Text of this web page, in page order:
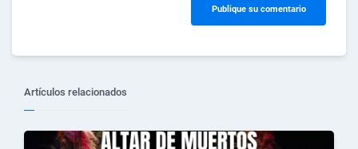
Publique su comentario
Artículos relacionados